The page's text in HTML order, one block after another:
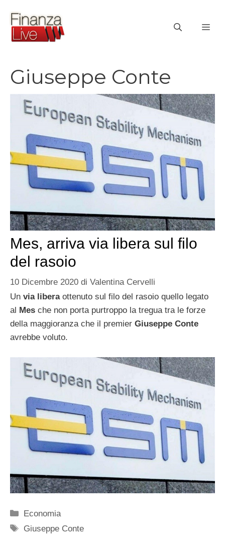
contenuto
Giuseppe Conte
Mes, arriva via libera sul filo
del rasoio
10 Dicembre 2020 di Valentina Cervelli
Un via liberaottenuto sul filo del rasoio quello legato
al Mes che non porta purtroppo la tregua tra le forze
della maggioranza che il premier Giuseppe Conte
avrebbe voluto.
Categorie
Economia
Tag
Giuseppe Conte